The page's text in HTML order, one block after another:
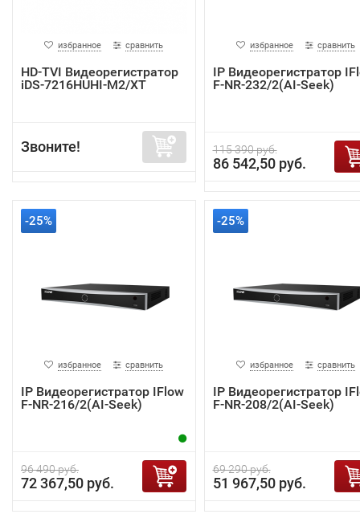
избранное сравнить
HD-TVI Видеорегистратор
iDS-7216HUHI-M2/XT
Звоните!
избранное сравнить
IP Видеорегистратор
F-NR-232/2(AI-Seek)
115 390 руб.
86 542,50 руб.
-25%
избранное сравнить
IP Видеорегистратор IFlow
F-NR-216/2(AI-Seek)
96 490 руб.
72 367,50 руб.
-25%
избранное сравнить
IP Видеорегистратор
F-NR-208/2(AI-Seek)
69 290 руб.
51 967,50 руб.